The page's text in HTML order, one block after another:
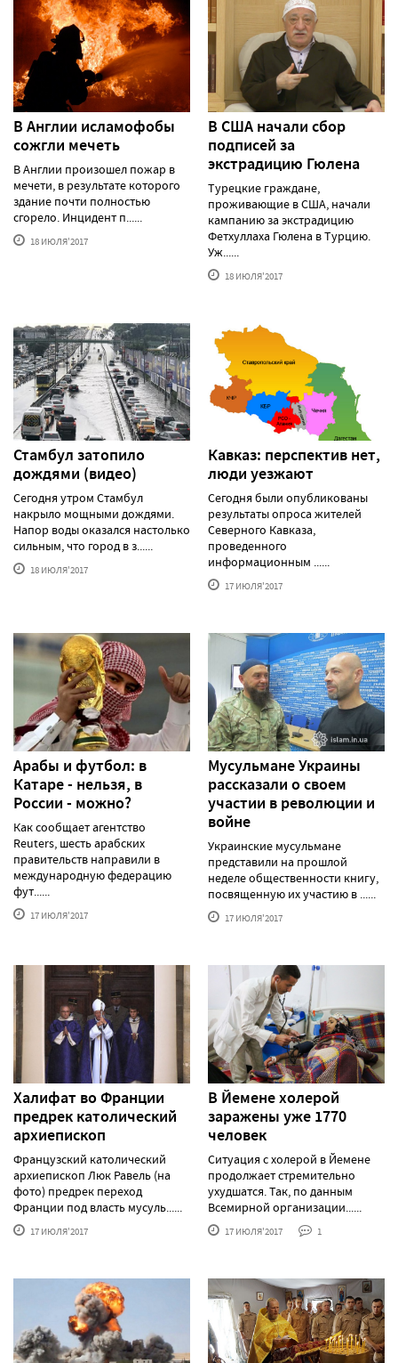
В Англии исламофобы
сожгли мечеть
В Англии произошел пожар в
мечети, в результате которого
здание почти полностью
сгорело. Инцидент п......
18 ИЮЛЯ'2017
В США начали сбор
подписей за
экстрадицию Гюлена
Турецкие граждане,
проживающие в США, начали
кампанию за экстрадицию
Фетхуллаха Гюлена в Турцию.
Уж......
18 ИЮЛЯ'2017
Стамбул затопило
дождями (видео)
Сегодня утром Стамбул
накрыло мощными дождями.
Напор воды оказался настолько
сильным, что город в з......
18 ИЮЛЯ'2017
Кавказ: перспектив нет,
люди уезжают
Сегодня были опубликованы
результаты опроса жителей
Северного Кавказа,
проведенного
информационным ......
17 ИЮЛЯ'2017
Арабы и футбол: в
Катаре - нельзя, в
России - можно?
Как сообщает агентство
Reuters, шесть арабских
правительств направили в
международную федерацию
фут......
17 ИЮЛЯ'2017
Мусульмане Украины
рассказали о своем
участии в революции и
войне
Украинские мусульмане
представили на прошлой
неделе общественности книгу,
посвященную их участию в ......
17 ИЮЛЯ'2017
Халифат во Франции
предрек католический
архиепископ
Французский католический
архиепископ Люк Равель (на
фото) предрек переход
Франции под власть мусуль......
17 ИЮЛЯ'2017
В Йемене холерой
заражены уже 1770
человек
Ситуация с холерой в Йемене
продолжает стремительно
ухудшатся. Так, по данным
Всемирной организации......
17 ИЮЛЯ'2017 1